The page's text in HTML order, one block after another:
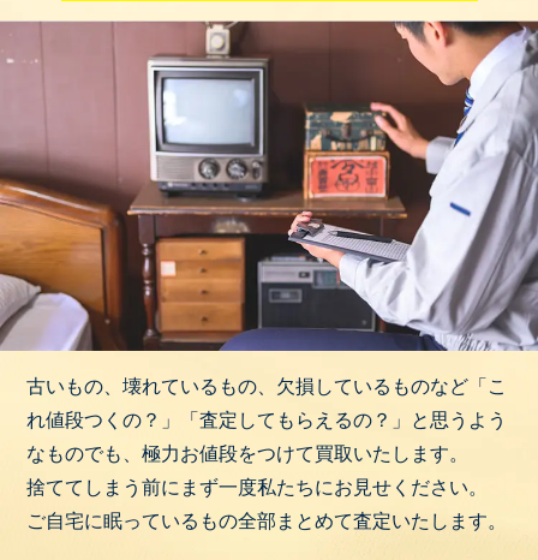
古いもの、壊れているもの、欠損しているものなど「こ
れ値段つくの？」「査定してもらえるの？」と思うよう
なものでも、極力お値段をつけて買取いたします。
捨ててしまう前にまず一度私たちにお見せください。
ご自宅に眠っているもの全部まとめて査定いたします。